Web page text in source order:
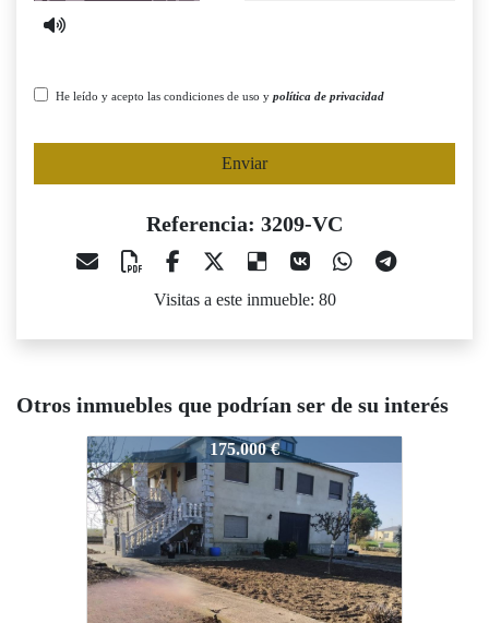
He leído y acepto las condiciones de uso y política de privacidad
Enviar
Referencia: 3209-VC
Visitas a este inmueble: 80
Otros inmuebles que podrían ser de su interés
175.000 €
3209-VC 176.000 €